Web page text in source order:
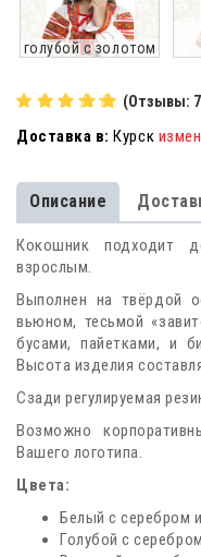
голубой с золотом
(Отзывы:
Доставка в: Курск
Описание
Кокошник подходит
взрослым.
Выполнен на твёрдой
вьюном, тесьмой
бусами, пайетками, и
Высота изделия
Сзади регулируемая
Возможно
Вашего логотипа.
Цвета:
Белый с серебром
Голубой с